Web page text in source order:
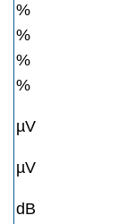
%
%
%
%
µV
µV
dB